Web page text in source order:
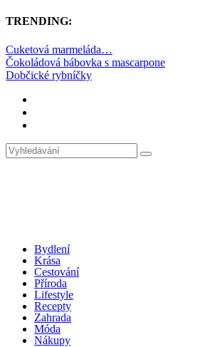
TRENDING:
Cuketová marmeláda…
Čokoládová bábovka s mascarpone
Dobčické rybníčky
Bydlení
Krása
Cestování
Příroda
Lifestyle
Recepty
Zahrada
Móda
Nákupy